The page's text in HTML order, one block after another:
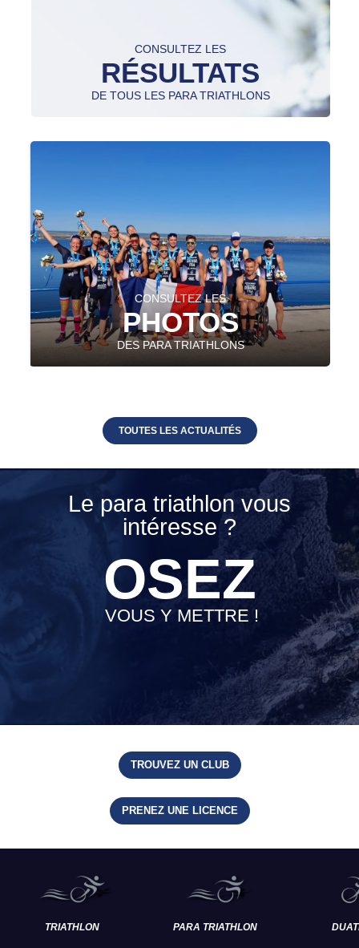
CONSULTEZ LES
RÉSULTATS
DE TOUS LES PARA TRIATHLONS
CONSULTEZ LES
PHOTOS
DES PARA TRIATHLONS
TOUTES LES ACTUALITÉS
Le para triathlon vous
intéresse ?
OSEZ
VOUS Y METTRE !
TROUVEZ UN CLUB
PRENEZ UNE LICENCE
TRIATHLON PARA TRIATHLON